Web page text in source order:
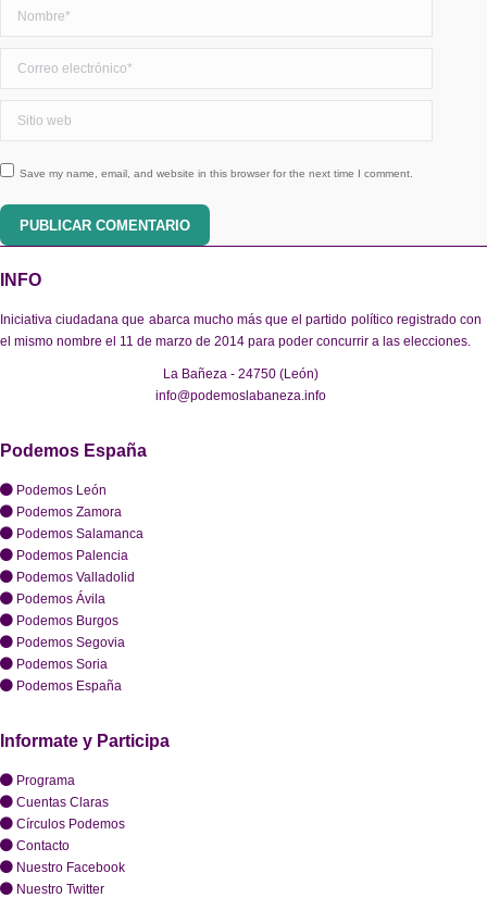
Save my name, email, and website in this browser for the next time I comment.
PUBLICAR COMENTARIO
INFO
Iniciativa ciudadana que abarca mucho más que el partido político registrado con
el mismo nombre el 11 de marzo de 2014 para poder concurrir a las elecciones.
La Bañeza - 24750 (León)
info@podemoslabaneza.info
Podemos España
Podemos León
Podemos Zamora
Podemos Salamanca
Podemos Palencia
Podemos Valladolid
Podemos Ávila
Podemos Burgos
Podemos Segovia
Podemos Soria
Podemos España
Informate y Participa
Programa
Cuentas Claras
Círculos Podemos
Contacto
Nuestro Facebook
Nuestro Twitter